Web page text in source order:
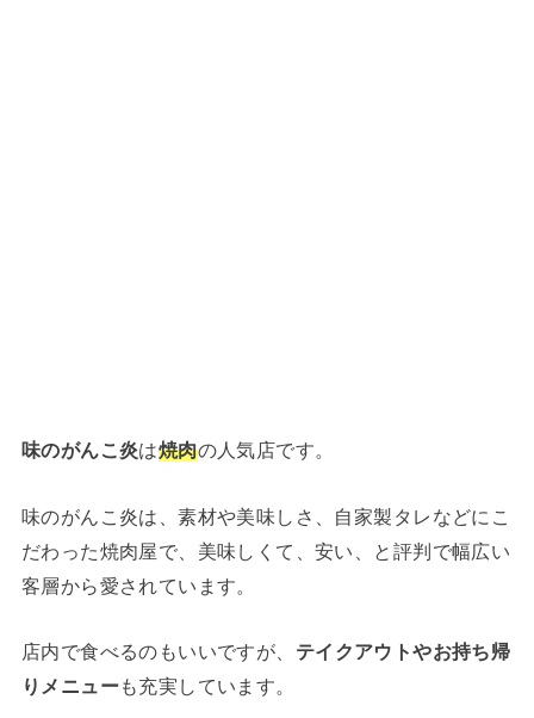
味のがんこ炎は焼肉の人気店です。
味のがんこ炎は、素材や美味しさ、自家製タレなどにこ
だわった焼肉屋で、美味しくて、安い、と評判で幅広い
客層から愛されています。
店内で食べるのもいいですが、 テイクアウトやお持ち帰
りメニューも充実しています。